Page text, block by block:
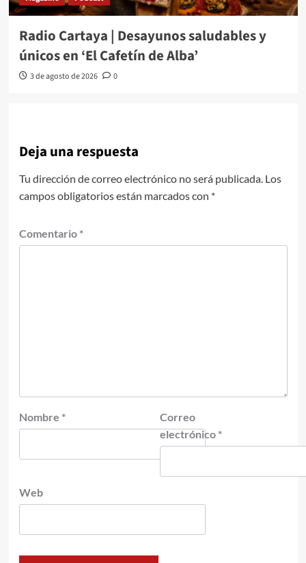
Radio Cartaya | Desayunos saludables y
únicos en ‘El Cafetín de Alba’
3 de agosto de 2026 0
Deja una respuesta
Tu dirección de correo electrónico no será publicada. Los
campos obligatorios están marcados con *
Comentario *
Nombre *
Correo
electrónico *
Web